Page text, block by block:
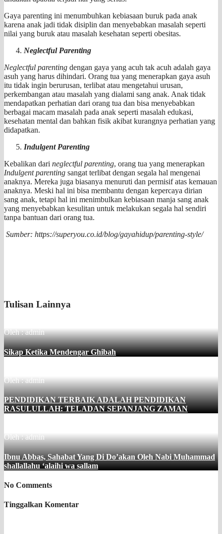
Gaya parenting ini menumbuhkan kebiasaan buruk pada anak
karena anak jadi tidak disiplin dan menyebabkan masalah seperti
nilai yang buruk atau masalah kesehatan seperti obesitas.
Neglectful Parenting
Neglectful parenting dengan gaya yang acuh tak acuh adalah gaya
asuh yang harus dihindari. Orang tua yang menerapkan gaya asuh
itu tidak ingin berurusan, terlibat atau mengetahui urusan,
perkembangan atau masalah yang dialami sang anak. Anak tidak
mendapatkan perhatian dari orang tua dan bisa menyebabkan
berbagai macam masalah pada anak seperti masalah edukasi,
kesehatan mental dan bahkan fisik akibat kurangnya perhatian yang
didapatkan.
Indulgent Parenting
Kebalikan dari neglectful parenting, orang tua yang menerapkan
Indulgent parenting sangat terlibat dengan segala hal mengenai
anaknya. Mereka juga biasanya menuruti dan permisif atas kemauan
anaknya. Meski hal ini bisa membantu dengan kepercaya dirian
sang anak, tetapi hal ini menimbulkan kebiasaan manja sang anak
yang menyebabkan kesulitan untuk melakukan segala hal sendiri
tanpa bantuan dari orang tua.
Sumber: https://superyou.co.id/blog/gayahidup/parenting-style/
Tulisan Lainnya
Oleh : admin
Sikap Ketika Mendengar Ghibah
Oleh : admin
PENDIDIKAN TERBAIK ADALAH PENDIDIKAN
RASULULLAH: TELADAN SEPANJANG ZAMAN
Oleh : admin
Ibnu Abbas, Sahabat Yang Di Do’akan Oleh Nabi Muhammad
shallallahu ‘alaihi wa sallam
No Comments
Tinggalkan Komentar